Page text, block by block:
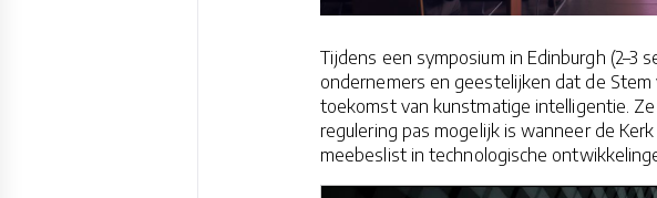
Tijdens een symposium in Edinburgh (2–3
ondernemers en geestelijken dat de
toekomst van kunstmatige intelligentie.
regulering pas mogelijk is wanneer de
meebeslist in technologische